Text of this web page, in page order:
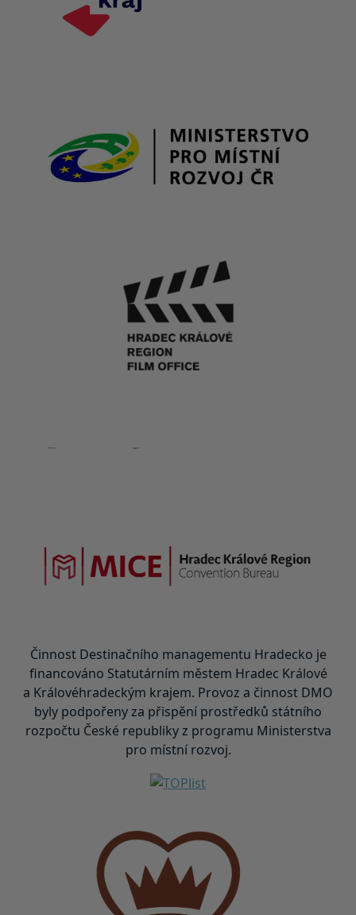
Činnost Destinačního managementu Hradecko je
financováno Statutárním městem Hradec Králové
a Královéhradeckým krajem. Provoz a činnost DMO
byly podpořeny za přispění prostředků státního
rozpočtu České republiky z programu Ministerstva
pro místní rozvoj.